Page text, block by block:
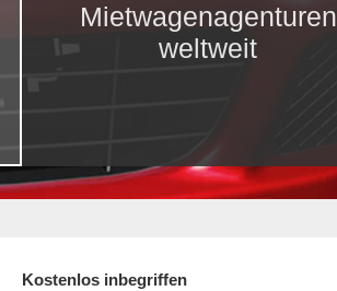
Mietwagenagenturen
weltweit
Kostenlos inbegriffen